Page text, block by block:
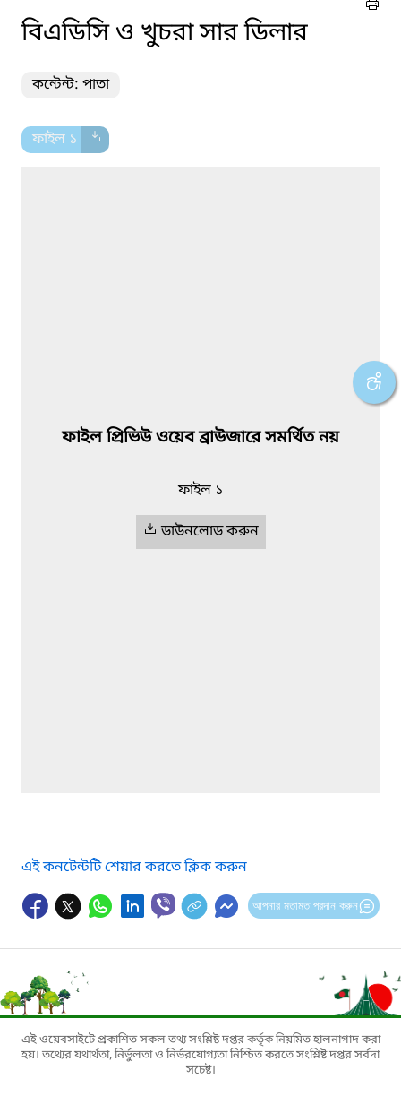
বিএডিসি ও খুচরা সার ডিলার
কন্টেন্ট: পাতা
ফাইল ১
ফাইল প্রিভিউ ওয়েব ব্রাউজারে সমর্থিত নয়
ফাইল ১
ডাউনলোড করুন
এই কনটেন্টটি শেয়ার করতে ক্লিক করুন
আপনার মতামত প্রদান করুন
এই ওয়েবসাইটে প্রকাশিত সকল তথ্য সংশ্লিষ্ট দপ্তর কর্তৃক নিয়মিত হালনাগাদ করা
হয়। তথ্যের যথার্থতা, নির্ভুলতা ও নির্ভরযোগ্যতা নিশ্চিত করতে সংশ্লিষ্ট দপ্তর সর্বদা
সচেষ্ট।